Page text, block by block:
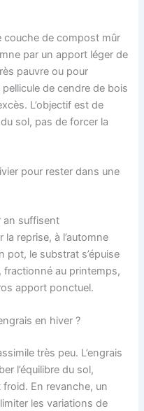
couche de compost mûr
par un apport léger de
pauvre ou pour
de cendre de bois
L’objectif est de
sol, pas de forcer la
pour rester dans une
an suffisent
reprise, à l’automne
pot, le substrat s’épuise
fractionné au printemps,
apport ponctuel.
en hiver ?
très peu. L’engrais
l’équilibre du sol,
En revanche, un
les variations de